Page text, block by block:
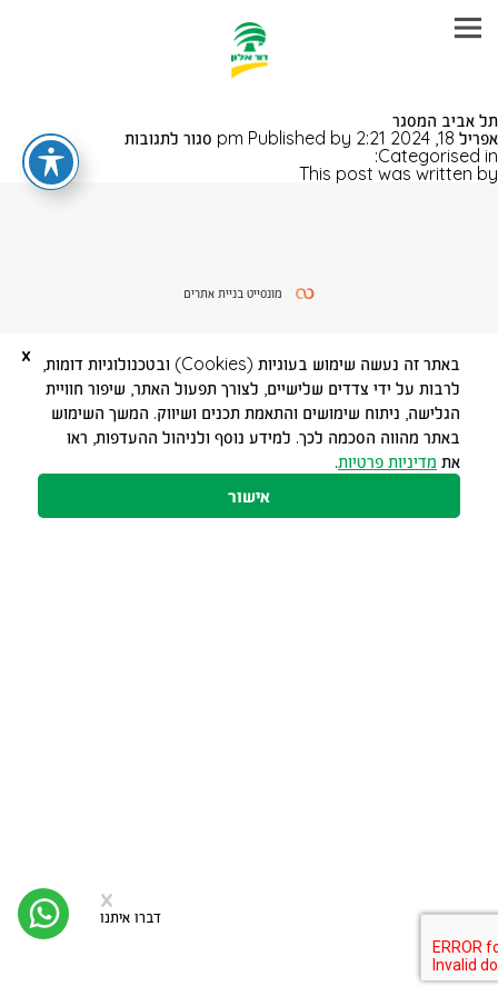
מעבר
מהיר
לתוכן
הראשי
תל אביב המסגר
אפריל 18, 2024 2:21 pm
Published by סגור לתגובותעל
Categorised in:
This post was written by
מונסייט בניית אתרים
x באתר זה נעשה שימוש בעוגיות (Cookies) ובטכנולוגיות דומות,
לרבות על ידי צדדים שלישיים, לצורך תפעול האתר, שיפור חוויית
הגלישה, ניתוח שימושים והתאמת תכנים ושיווק. המשך השימוש
באתר מהווה הסכמה לכך. למידע נוסף ולניהול ההעדפות, ראו
את מדיניות פרטיות.
אישור
סגירה
x
דברו איתנו